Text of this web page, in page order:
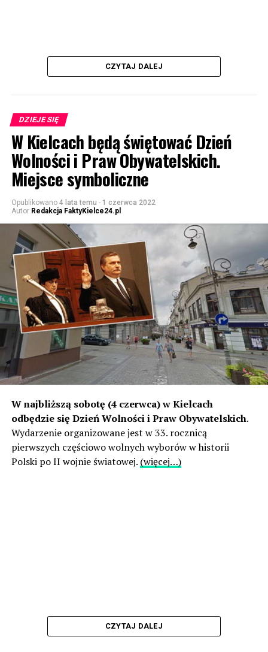
CZYTAJ DALEJ
DZIEJE SIĘ
W Kielcach będą świętować Dzień
Wolności i Praw Obywatelskich.
Miejsce symboliczne
Opublikowano 4 lata temu - 1 czerwca 2022
Autor Redakcja FaktyKielce24.pl
W najbliższą sobotę (4 czerwca) w Kielcach
odbędzie się Dzień Wolności i Praw Obywatelskich.
Wydarzenie organizowane jest w 33. rocznicą
pierwszych częściowo wolnych wyborów w historii
Polski po II wojnie światowej. (więcej…)
CZYTAJ DALEJ